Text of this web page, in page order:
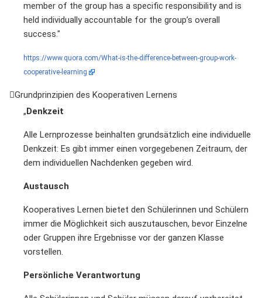
member of the group has a specific responsibility and is
held individually accountable for the group’s overall
success."
https://www.quora.com/What-is-the-difference-between-group-work-
cooperative-learning
Grundprinzipien des Kooperativen Lernens
„Denkzeit
Alle Lernprozesse beinhalten grundsätzlich eine individuelle
Denkzeit: Es gibt immer einen vorgegebenen Zeitraum, der
dem individuellen Nachdenken gegeben wird.
Austausch
Kooperatives Lernen bietet den Schülerinnen und Schülern
immer die Möglichkeit sich auszutauschen, bevor Einzelne
oder Gruppen ihre Ergebnisse vor der ganzen Klasse
vorstellen.
Persönliche Verantwortung